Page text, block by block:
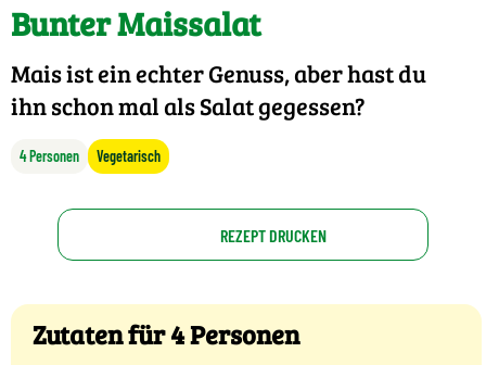
Bunter Maissalat
Mais ist ein echter Genuss, aber hast du
ihn schon mal als Salat gegessen?
4 Personen Vegetarisch
REZEPT DRUCKEN
Zutaten für 4 Personen